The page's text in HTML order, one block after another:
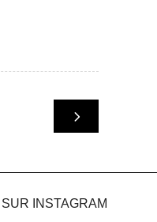
INSTAGRAM